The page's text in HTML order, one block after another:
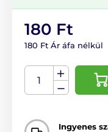
180 Ft
180 Ft Ár áfa nélkül
Ingyenes